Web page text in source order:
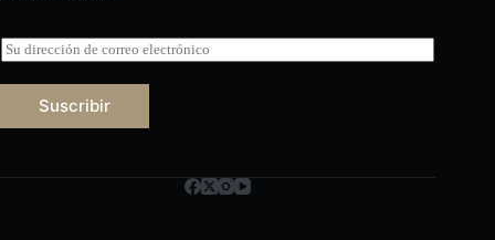
C
o
r
l
Suscribir
Bahasa Indonesia